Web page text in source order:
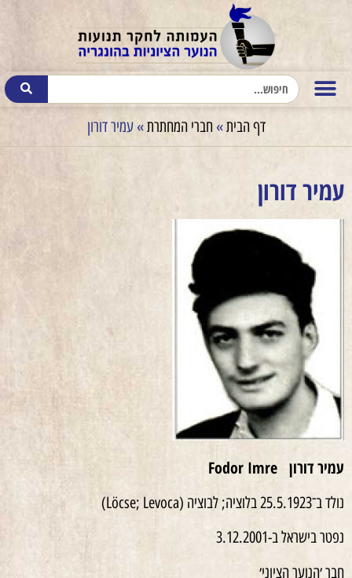
דף הבית»חברי המחתרת»עמיר דורון
עמיר דורון
עמיר דורון Fodor Imre
נולד ב־25.5.1923 בלוציה; לבוציה (Löcse; Levoca)
נפטר בישראל ב-3.12.2001
חבר ׳הנוער הציוני׳